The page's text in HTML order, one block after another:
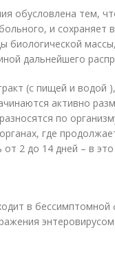
обусловлена тем,
и сохраняет
биологической
дальнейшего
(с пищей и водой
активно
по
где
2 до 14 дней – в
в
энтеровирусом